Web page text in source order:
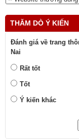
THĂM DÒ Ý KIẾN
Đánh giá về trang
Nai
Rất tốt
Tốt
Ý kiến khác